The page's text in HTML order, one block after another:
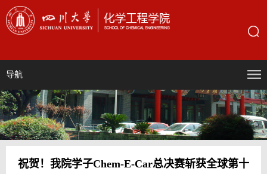
导航
祝贺！我院学子Chem-E-Car总决赛斩获全球第十